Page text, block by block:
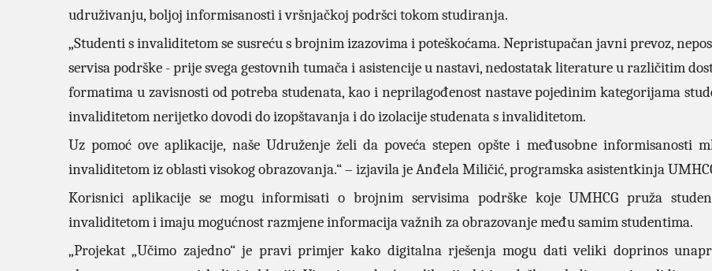
udruživanju, boljoj informisanosti i vršnjačkoj podršci tokom studiranja.
„Studenti s invaliditetom se susreću s brojnim izazovima i poteškoćama. Nepristupačan javni prevoz,
servisa podrške - prije svega gestovnih tumača i asistencije u nastavi, nedostatak literature u različitim
formatima u zavisnosti od potreba studenata, kao i neprilagođenost nastave pojedinim kategorijama
invaliditetom nerijetko dovodi do izopštavanja i do izolacije studenata s invaliditetom.
Uz pomoć ove aplikacije, naše Udruženje želi da poveća stepen opšte i međusobne informisanosti
invaliditetom iz oblasti visokog obrazovanja.“ – izjavila je Anđela Miličić, programska asistentkinja
Korisnici aplikacije se mogu informisati o brojnim servisima podrške koje UMHCG pruža
invaliditetom i imaju mogućnost razmjene informacija važnih za obrazovanje među samim studentima.
„Projekat „Učimo zajedno“ je pravi primjer kako digitalna rješenja mogu dati veliki doprinos